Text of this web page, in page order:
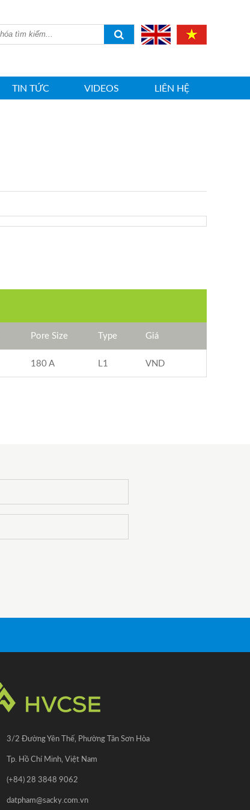
TIN TỨC VIDEOS LIÊN HỆ
Pore Size Type Giá
180 A L1 VND
3/2 Đường Yên Thế‚ Phường Tân Sơn Hòa
Tp. Hồ Chí Minh‚ Việt Nam
(+84) 28 3848 9062
datpham@sacky.com.vn